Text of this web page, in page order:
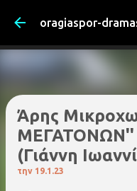
Μετάβαση
oragiaspor-
Άρης
ΜΕΓΑΤΟΝΩΝ''
(Γιάννη
την 19.1.23